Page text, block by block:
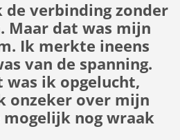
de verbinding zonder
Maar dat was mijn
Ik merkte ineens
van de spanning.
was ik opgelucht,
onzeker over mijn
nog wraak